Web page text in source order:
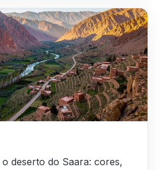
deserto do Saara: cores,